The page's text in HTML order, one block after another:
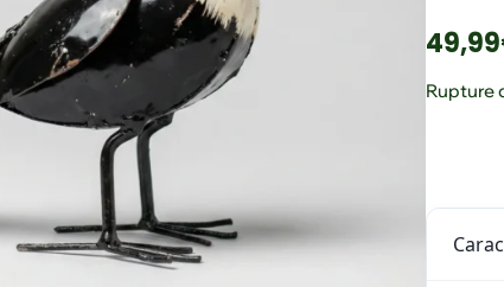
49,99
Rupture